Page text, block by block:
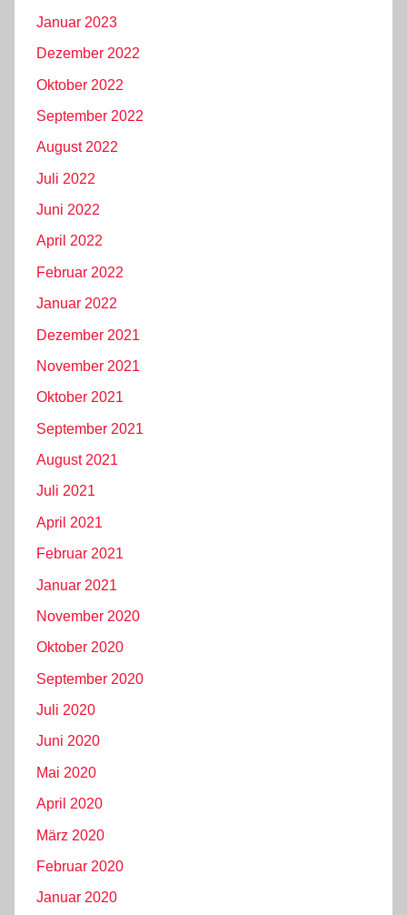
Januar 2023
Dezember 2022
Oktober 2022
September 2022
August 2022
Juli 2022
Juni 2022
April 2022
Februar 2022
Januar 2022
Dezember 2021
November 2021
Oktober 2021
September 2021
August 2021
Juli 2021
April 2021
Februar 2021
Januar 2021
November 2020
Oktober 2020
September 2020
Juli 2020
Juni 2020
Mai 2020
April 2020
März 2020
Februar 2020
Januar 2020